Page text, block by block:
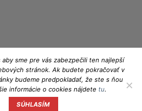
Discover Google
Pay
Maestro MasterCard
Visa
Electron
2026 ©IN technology, s.r.o.
aby sme pre vás zabezpečili ten najlepší
stránok. Ak budete pokračovať v
budeme predpokladať, že ste s ňou
informácie o cookies nájdete tu.
SÚHLASÍM